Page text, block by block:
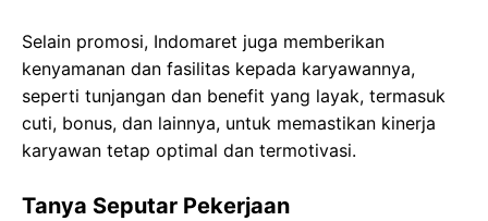
Selain promosi, Indomaret juga memberikan
kenyamanan dan fasilitas kepada karyawannya,
seperti tunjangan dan benefit yang layak, termasuk
cuti, bonus, dan lainnya, untuk memastikan kinerja
karyawan tetap optimal dan termotivasi.
Tanya Seputar Pekerjaan